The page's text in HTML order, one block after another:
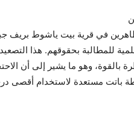
في قرية بيت ياشوط
للمطالبة بحقوقهم. هذا
وهو ما يشير إلى أن
باتت مستعدة لاستخدام أقصى